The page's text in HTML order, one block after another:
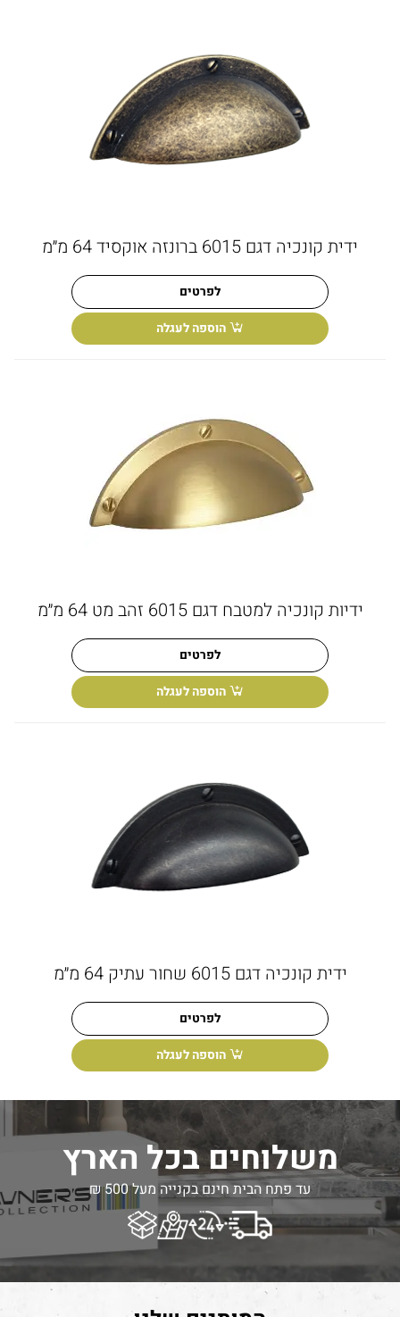
ידית קונכיה דגם 6015 ברונזה אוקסיד 64 מ״מ
לפרטים
הוספה לעגלה
ידיות קונכיה למטבח דגם 6015 זהב מט 64 מ״מ
לפרטים
הוספה לעגלה
ידית קונכיה דגם 6015 שחור עתיק 64 מ״מ
לפרטים
הוספה לעגלה
משלוחים בכל הארץ
עד פתח הבית חינם בקנייה מעל 500 ₪